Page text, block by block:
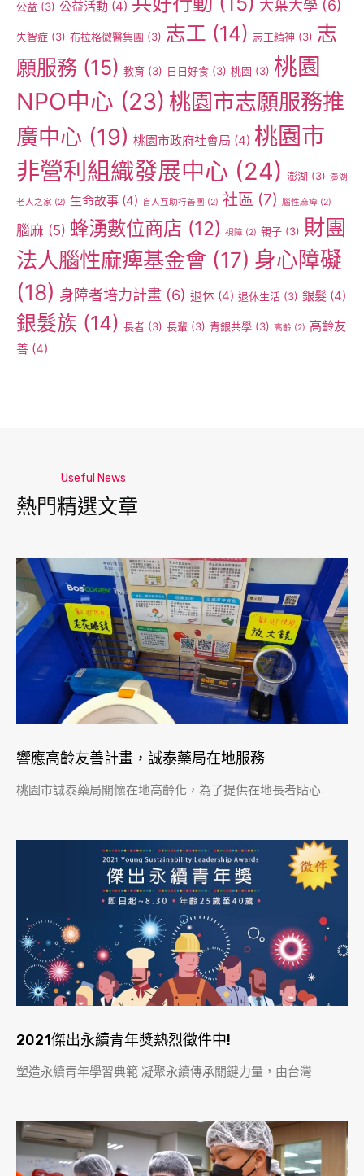
公益 (3) 公益活動 (4) 大葉大學 (6)
失智症 (3) 布拉格微醫集團 (3) 志工 (14) 志工精神 (3) 志
願服務 (15) 教育 (3) 日日好食 (3) 桃園 (3) 桃園
NPO中心 (23) 桃園市志願服務推
廣中心 (19) 桃園市政府社會局 (4) 桃園市
非營利組織發展中心 (24) 澎湖 (3) 澎湖
老人之家 (2) 生命故事 (4) 盲人互助行善團 (2) 社區 (7) 腦性麻痺 (2)
腦麻 (5) 蜂湧數位商店 (12) 視障 (2) 親子 (3) 財團
法人腦性麻痺基金會 (17) 身心障礙
(18) 身障者培力計畫 (6) 退休 (4) 退休生活 (3) 銀髮 (4)
銀髮族 (14) 長者 (3) 長輩 (3) 青銀共學 (3) 高齡 (2) 高齡友
善 (4)
Useful News
熱門精選文章
​響應高齡友善計畫，誠泰藥局在地服務
桃園市誠泰藥局關懷在地高齡化，為了提供在地長者貼心
2021傑出永續青年獎熱烈徵件中!
塑造永續青年學習典範 凝聚永續傳承關鍵力量，由台灣